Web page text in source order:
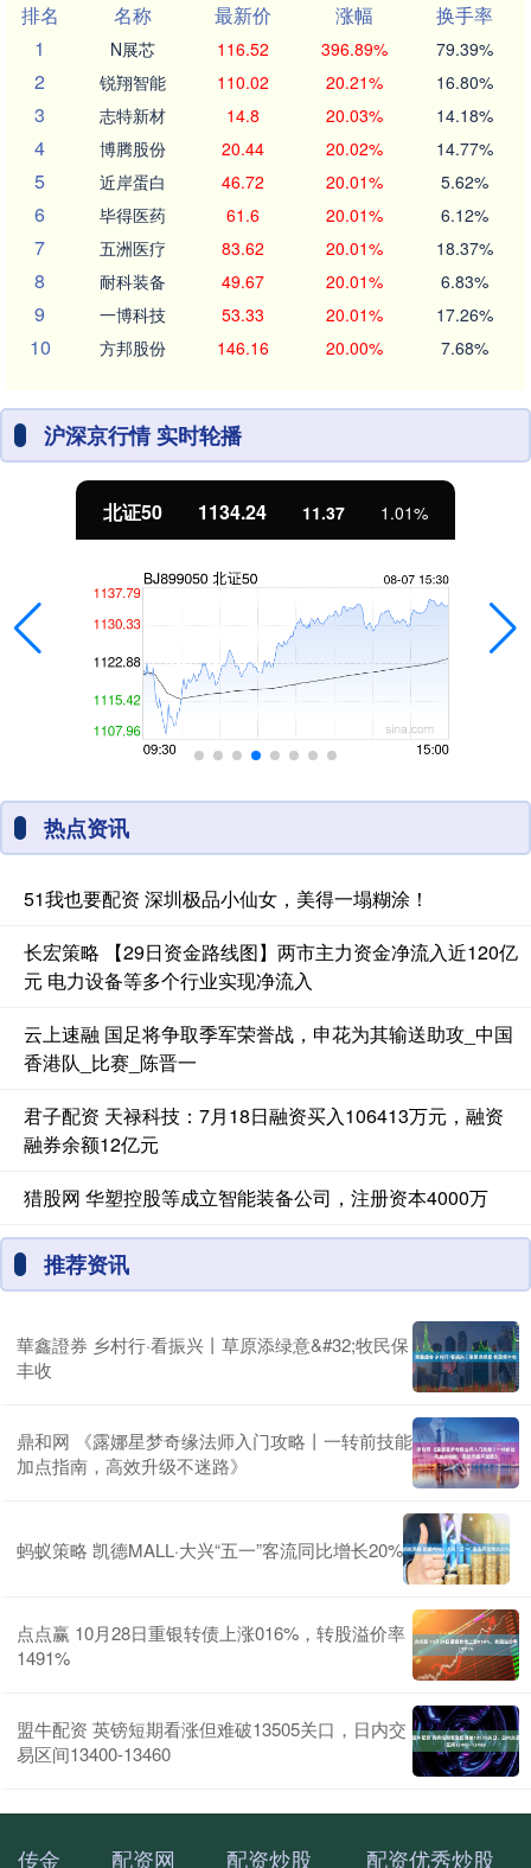
排名
名称 最新价 涨幅
换手率
1
N展芯 116.52 396.89% 79.39%
2 锐翔智能 110.02 20.21% 16.80%
3 志特新材 14.8 20.03% 14.18%
4 博腾股份 20.44 20.02% 14.77%
5 近岸蛋白 46.72 20.01% 5.62%
6 毕得医药 61.6 20.01% 6.12%
7 五洲医疗 83.62 20.01% 18.37%
8 耐科装备 49.67 20.01% 6.83%
9 一博科技 53.33 20.01% 17.26%
10 方邦股份 146.16 20.00% 7.68%
沪深京行情 实时轮播
北证50 1134.24 11.37 1.01%
热点资讯
51我也要配资 深圳极品小仙女，美得一塌糊涂！
长宏策略 【29日资金路线图】两市主力资金净流入近120亿
元 电力设备等多个行业实现净流入
云上速融 国足将争取季军荣誉战，申花为其输送助攻_中国
香港队_比赛_陈晋一
君子配资 天禄科技：7月18日融资买入106413万元，融资
融券余额12亿元
猎股网 华塑控股等成立智能装备公司，注册资本4000万
推荐资讯
華鑫證券 乡村行·看振兴丨草原添绿意&#32;牧民保
丰收
鼎和网 《露娜星梦奇缘法师入门攻略丨一转前技能
加点指南，高效升级不迷路》
蚂蚁策略 凯德MALL·大兴“五一”客流同比增长20%
点点赢 10月28日重银转债上涨016%，转股溢价率
1491%
盟牛配资 英镑短期看涨但难破13505关口，日内交
易区间13400-13460
传金 配资网 配资炒股 配资优秀炒股